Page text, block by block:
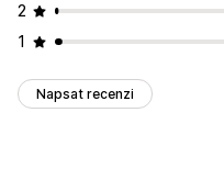
2
1
Napsat recenzi